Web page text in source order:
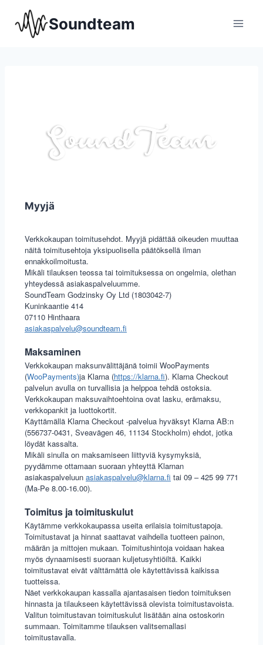
Soundteam
Myyjä
Verkkokaupan toimitusehdot. Myyjä pidättää oikeuden muuttaa
näitä toimitusehtoja yksipuolisella päätöksellä ilman
ennakkoilmoitusta.
Mikäli tilauksen teossa tai toimituksessa on ongelmia, olethan
yhteydessä asiakaspalveluumme.
SoundTeam Godzinsky Oy Ltd (1803042-7)
Kuninkaantie 414
07110 Hinthaara
asiakaspalvelu@soundteam.fi
Maksaminen
Verkkokaupan maksunvälittäjänä toimii WooPayments
(WooPayments)ja Klarna (https://klarna.fi). Klarna Checkout
palvelun avulla on turvallisia ja helppoa tehdä ostoksia.
Verkkokaupan maksuvaihtoehtoina ovat lasku, erämaksu,
verkkopankit ja luottokortit.
Käyttämällä Klarna Checkout -palvelua hyväksyt Klarna AB:n
(556737-0431, Sveavägen 46, 11134 Stockholm) ehdot, jotka
löydät kassalta.
Mikäli sinulla on maksamiseen liittyviä kysymyksiä,
pyydämme ottamaan suoraan yhteyttä Klarnan
asiakaspalveluun asiakaspalvelu@klarna.fi tai 09 – 425 99 771
(Ma-Pe 8.00-16.00).
Toimitus ja toimituskulut
Käytämme verkkokaupassa useita erilaisia toimitustapoja.
Toimitustavat ja hinnat saattavat vaihdella tuotteen painon,
määrän ja mittojen mukaan. Toimitushintoja voidaan hakea
myös dynaamisesti suoraan kuljetusyhtiöiltä. Kaikki
toimitustavat eivät välttämättä ole käytettävissä kaikissa
tuotteissa.
Näet verkkokaupan kassalla ajantasaisen tiedon toimituksen
hinnasta ja tilaukseen käytettävissä olevista toimitustavoista.
Valitun toimitustavan toimituskulut lisätään aina ostoskorin
summaan. Toimitamme tilauksen valitsemallasi
toimitustavalla.